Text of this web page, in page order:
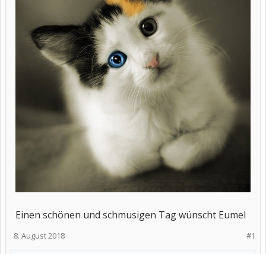
Einen schönen und schmusigen Tag wünscht Eumel
#1
8. August 2018